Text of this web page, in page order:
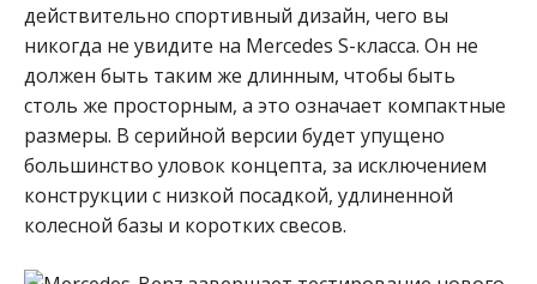
действительно спортивный дизайн, чего вы
никогда не увидите на Mercedes S-класса. Он не
должен быть таким же длинным, чтобы быть
столь же просторным, а это означает компактные
размеры. В серийной версии будет упущено
большинство уловок концепта, за исключением
конструкции с низкой посадкой, удлиненной
колесной базы и коротких свесов.